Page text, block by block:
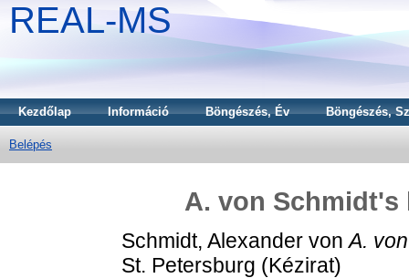
REAL-MS
Kezdőlap Információ Böngészés, Év Böngészés,
Belépés
A. von Schmidt's
Schmidt, Alexander von A.
St. Petersburg (Kézirat)